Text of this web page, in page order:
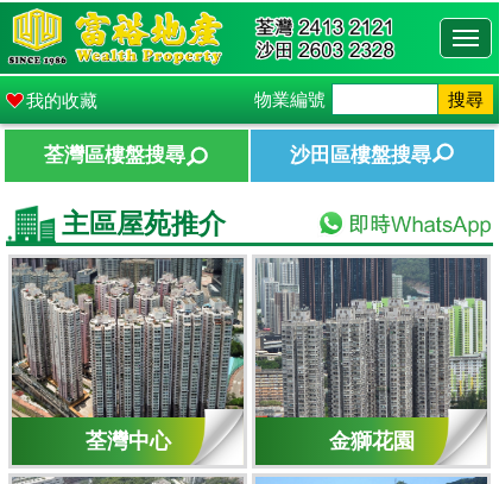
我的收藏 物業編號 搜尋
荃灣區樓盤搜尋 沙田區樓盤搜尋
主區屋苑推介
荃灣中心 金獅花園